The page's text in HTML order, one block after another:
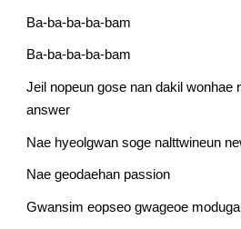
Ba-ba-ba-ba-bam
Ba-ba-ba-ba-bam
Jeil nopeun gose nan dakil wonhae
answer
Nae hyeolgwan soge nalttwineun
Nae geodaehan passion
Gwansim eopseo gwageoe